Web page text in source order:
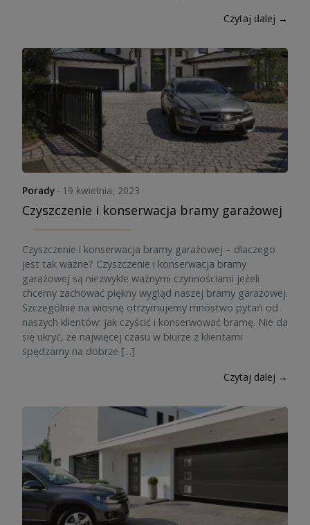
Czytaj dalej →
Porady - 19 kwietnia, 2023
Czyszczenie i konserwacja bramy garażowej
Czyszczenie i konserwacja bramy garażowej – dlaczego
jest tak ważne? Czyszczenie i konserwacja bramy
garażowej są niezwykle ważnymi czynnościami jeżeli
chcemy zachować piękny wygląd naszej bramy garażowej.
Szczególnie na wiosnę otrzymujemy mnóstwo pytań od
naszych klientów: jak czyścić i konserwować bramę. Nie da
się ukryć, że najwięcej czasu w biurze z klientami
spędzamy na dobrze […]
Czytaj dalej →